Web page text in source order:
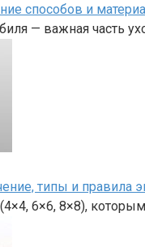
способов и
— важная часть
типы и правила
6×6, 8×8),